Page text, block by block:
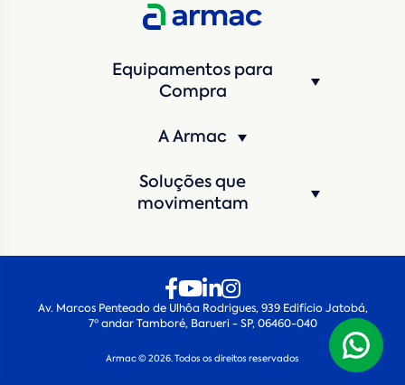
Equipamentos para
Compra
A Armac
Soluções que
movimentam
Av. Marcos Penteado de Ulhôa Rodrigues, 939 Edifício Jatobá,
7º andar Tamboré, Barueri - SP, 06460-040
Armac © 2026. Todos os direitos reservados
Máquina de interesse*
Qual o período de locação? *